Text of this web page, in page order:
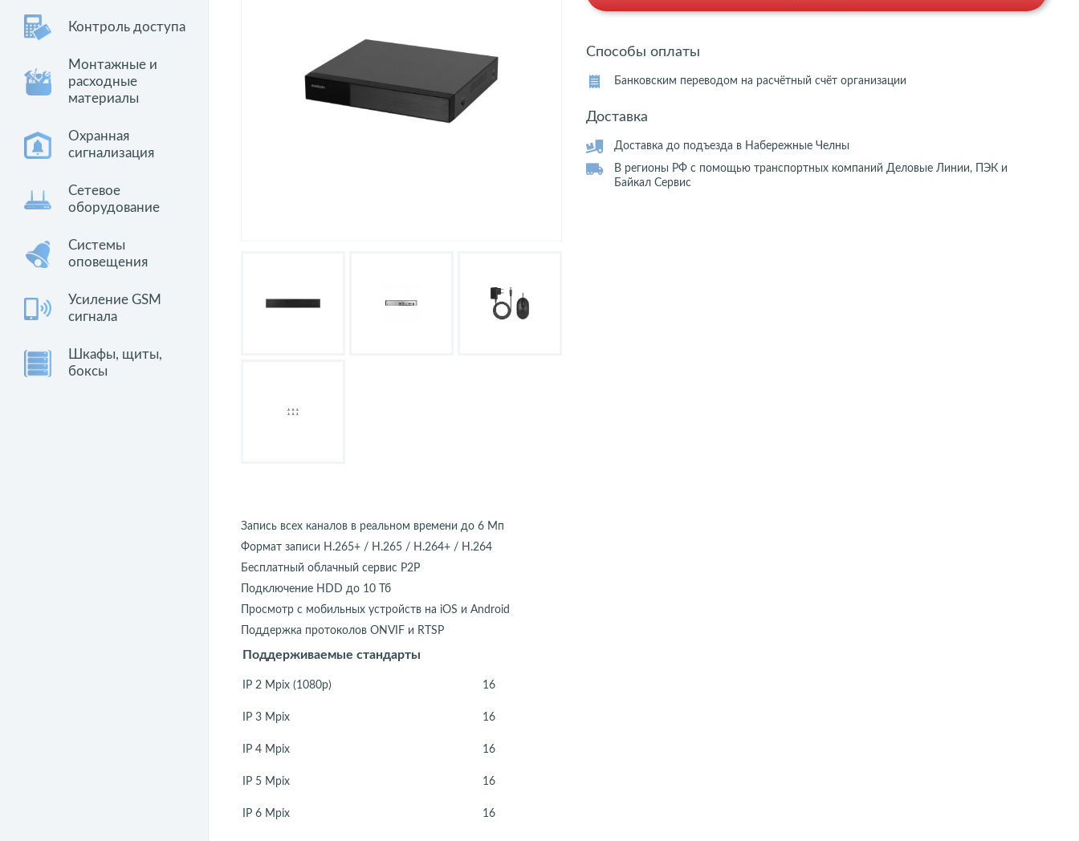
Контроль доступа
Монтажные и
расходные
материалы
Охранная
сигнализация
Сетевое
оборудование
Системы
оповещения
Усиление GSM
сигнала
Шкафы, щиты,
боксы
Способы оплаты
Банковским переводом на расчётный счёт организации
Доставка
Доставка до подъезда в Набережные Челны
В регионы РФ с помощью транспортных компаний Деловые Линии, ПЭК и
Байкал Сервис
Запись всех каналов в реальном времени до 6 Мп
Формат записи H.265+ / H.265 / H.264+ / H.264
Бесплатный облачный сервис Р2Р
Подключение HDD до 10 Тб
Просмотр с мобильных устройств на iOS и Android
Поддержка протоколов ONVIF и RTSP
Поддерживаемые стандарты
IP 2 Mpix (1080p) 16
IP 3 Mpix 16
IP 4 Mpix 16
IP 5 Mpix 16
IP 6 Mpix 16